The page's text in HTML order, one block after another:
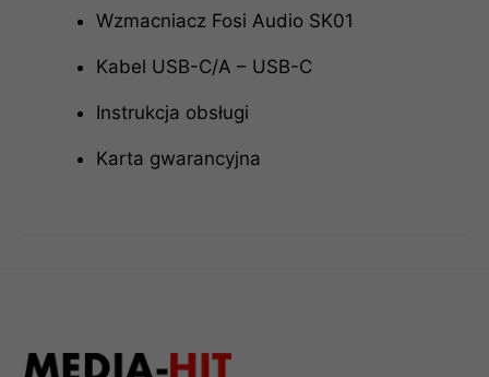
Wzmacniacz Fosi Audio SK01
Kabel USB-C/A – USB-C
Instrukcja obsługi
Karta gwarancyjna